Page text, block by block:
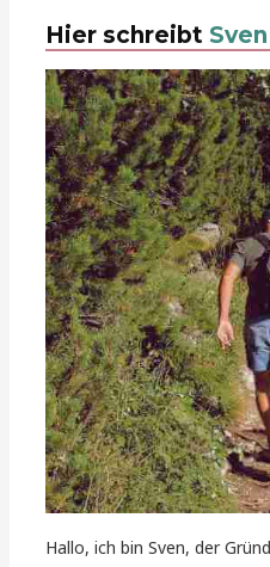
Hier schreibt Sven
Hallo, ich bin Sven, der